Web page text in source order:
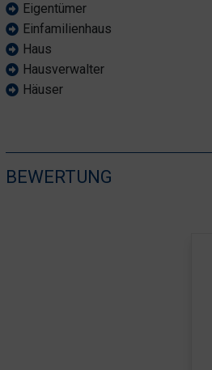
Eigentümer
Einfamilienhaus
Haus
Hausverwalter
Häuser
BEWERTUNG